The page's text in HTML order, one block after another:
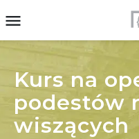
menu
Kurs na
podestów
wiszących